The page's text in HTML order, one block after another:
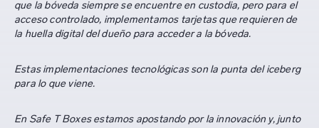
que la bóveda siempre se encuentre en custodia, pero para el
acceso controlado, implementamos tarjetas que requieren de
la huella digital del dueño para acceder a la bóveda.
Estas implementaciones tecnológicas son la punta del iceberg
para lo que viene.
En Safe T Boxes estamos apostando por la innovación y, junto